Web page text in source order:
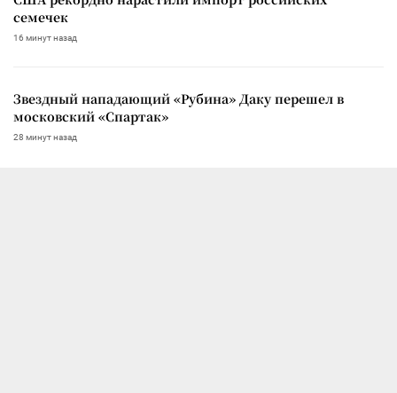
семечек
16 минут назад
Звездный нападающий «Рубина» Даку перешел в
московский «Спартак»
28 минут назад